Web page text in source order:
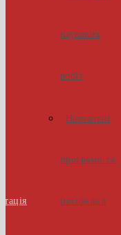
наукових
робіт
Навчальні
програми та
посібники